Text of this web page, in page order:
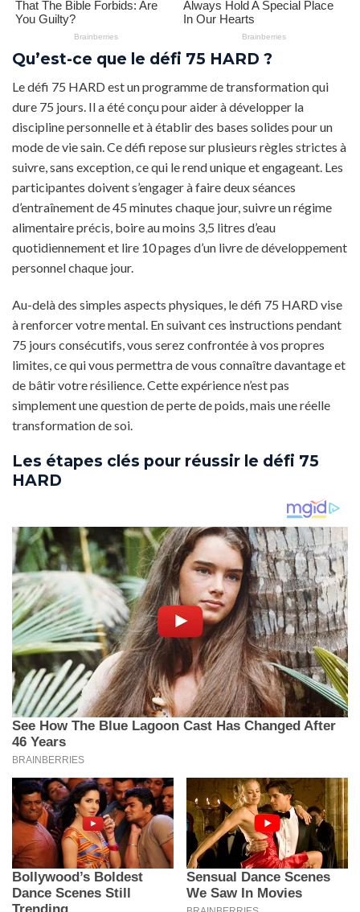
Qu’est-ce que le défi 75 HARD ?
Le défi 75 HARD est un programme de transformation qui
dure 75 jours. Il a été conçu pour aider à développer la
discipline personnelle et à établir des bases solides pour un
mode de vie sain. Ce défi repose sur plusieurs règles strictes à
suivre, sans exception, ce qui le rend unique et engageant. Les
participantes doivent s’engager à faire deux séances
d’entraînement de 45 minutes chaque jour, suivre un régime
alimentaire précis, boire au moins 3,5 litres d’eau
quotidiennement et lire 10 pages d’un livre de développement
personnel chaque jour.
Au-delà des simples aspects physiques, le défi 75 HARD vise
à renforcer votre mental. En suivant ces instructions pendant
75 jours consécutifs, vous serez confrontée à vos propres
limites, ce qui vous permettra de vous connaître davantage et
de bâtir votre résilience. Cette expérience n’est pas
simplement une question de perte de poids, mais une réelle
transformation de soi.
Les étapes clés pour réussir le défi 75
HARD